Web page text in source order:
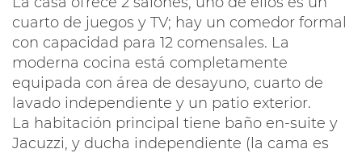
cuarto de juegos y TV; hay un comedor formal
con capacidad para 12 comensales. La
moderna cocina está completamente
equipada con área de desayuno, cuarto de
lavado independiente y un patio exterior.
La habitación principal tiene baño en-suite y
Jacuzzi, y ducha independiente (la cama es